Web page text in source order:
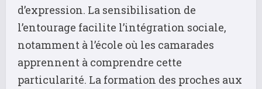
d’expression. La sensibilisation de
l’entourage facilite l’intégration sociale,
notamment à l’école où les camarades
apprennent à comprendre cette
particularité. La formation des proches aux